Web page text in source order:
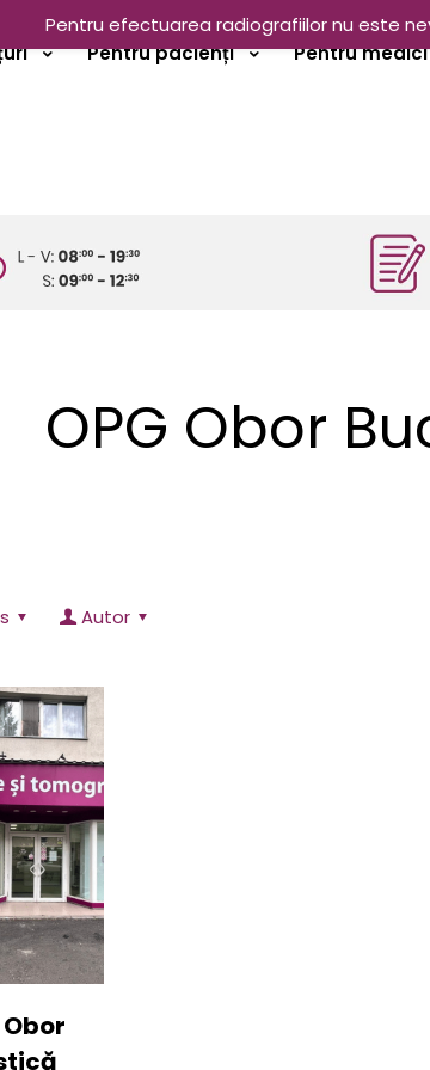
Pentru pacienți Pentru medici
OPG Obor
Autor
Pentru efectuarea radiografiilor nu este